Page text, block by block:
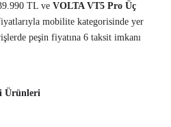
TL ve VOLTA VT5 Pro Üç
mobilite kategorisinde yer
peşin fiyatına 6 taksit imkanı
Ürünleri